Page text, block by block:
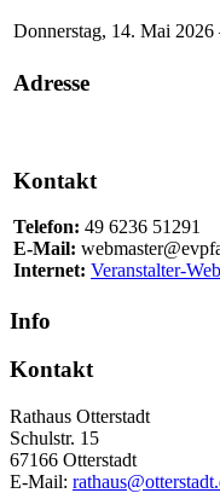
Donnerstag, 14. Mai 2026
Adresse
Kontakt
Telefon: 49 6236 51291
E-Mail:
Internet: Veranstalter-
Info
Kontakt
Rathaus Otterstadt
Schulstr. 15
67166 Otterstadt
E-Mail: